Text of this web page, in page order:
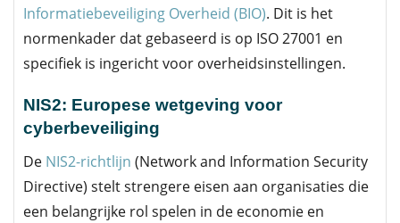
Informatiebeveiliging Overheid (BIO). Dit is het
normenkader dat gebaseerd is op ISO 27001 en
specifiek is ingericht voor overheidsinstellingen.
NIS2: Europese wetgeving voor
cyberbeveiliging
De NIS2-richtlijn (Network and Information Security
Directive) stelt strengere eisen aan organisaties die
een belangrijke rol spelen in de economie en